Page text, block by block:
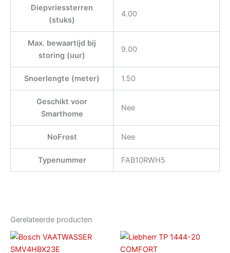
Diepvriessterren
(stuks)
4.00
Max. bewaartijd bij
storing (uur)
9.00
Snoerlengte (meter) 1.50
Geschikt voor
Smarthome
Nee
NoFrost Nee
Typenummer FAB10RWH5
Gerelateerde producten